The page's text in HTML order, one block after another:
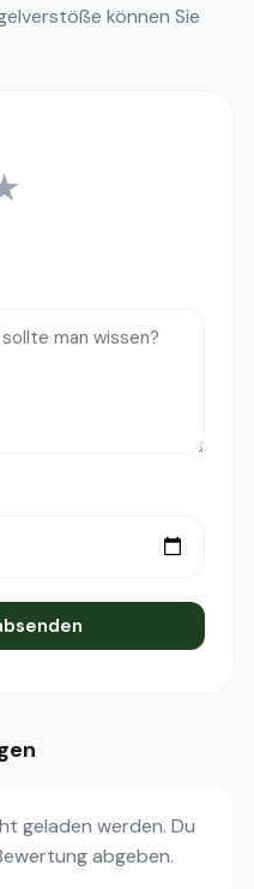
können Sie
5 Sterne
geladen werden. Du
abgeben.